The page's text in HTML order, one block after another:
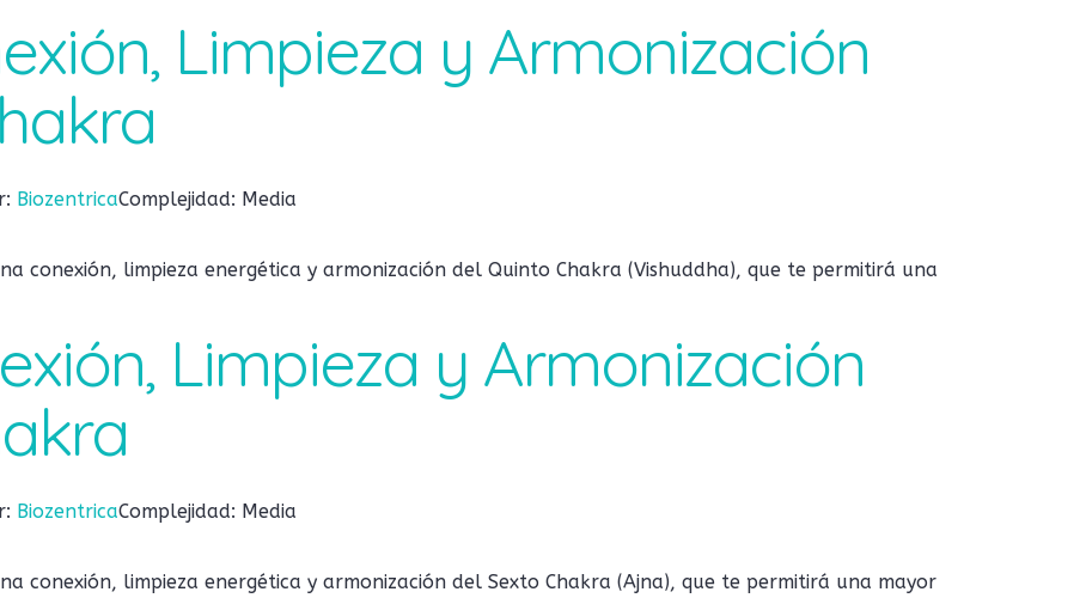
Limpieza y Armonización
BiozentricaComplejidad: Media
conexión, limpieza energética y armonización del Quinto Chakra (Vishuddha), que te permitirá una
Limpieza y Armonización
BiozentricaComplejidad: Media
conexión, limpieza energética y armonización del Sexto Chakra (Ajna), que te permitirá una mayor